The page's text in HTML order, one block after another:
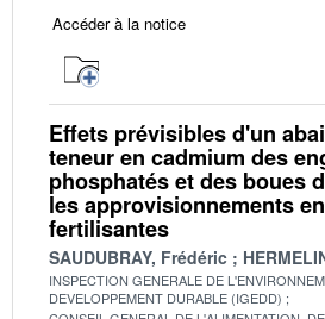
Accéder à la notice
Effets prévisibles d'un
teneur en cadmium des
phosphatés et des boues
les approvisionnements
fertilisantes
SAUDUBRAY, Frédéric
INSPECTION GENERALE DE
DEVELOPPEMENT DURABLE (IGEDD)